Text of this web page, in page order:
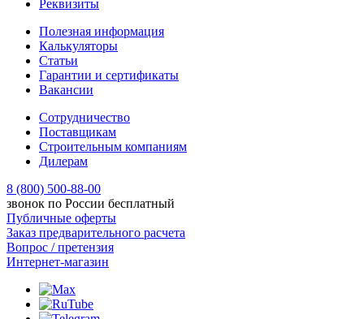
Реквизиты
Полезная информация
Калькуляторы
Статьи
Гарантии и сертификаты
Вакансии
Сотрудничество
Поставщикам
Строительным компаниям
Дилерам
8 (800) 500-88-00
звонок по России бесплатный
Публичные оферты
Заказ предварительного расчета
Вопрос / претензия
Интернет-магазин